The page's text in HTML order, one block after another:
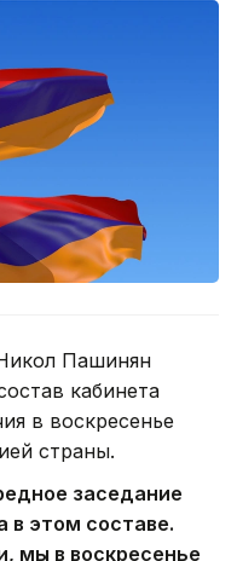
Пашинян
кабинета
в воскресенье
страны.
заседание
в этом составе.
мы в воскресенье